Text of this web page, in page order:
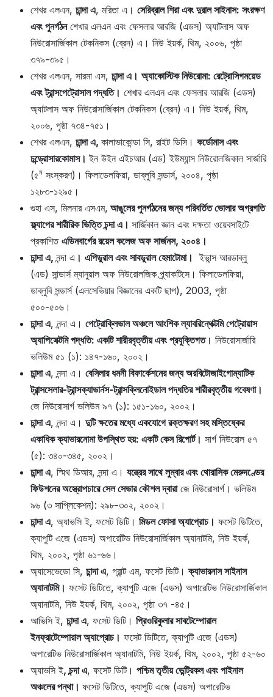
শেখর এলএন, চান্দা এ, মরিতা এ। সেরিব্রাল শিরা এবং দুরাল সাইনাস: সংরক্ষণ
এবং পুনর্গঠনশেখার এলএন এবং ফেসলার আরজি (এডস) অ্যাটলাস অফ
নিউরোসার্জিকাল টেকনিকস (ব্রেন) এ। নিউ ইয়র্ক, থিম, ২০০৬, পৃষ্ঠা
৩৭৯-৩৯৫।
শেখর এলএন, সারমা এস, চান্দা এ। অ্যাকোস্টিক নিউরোমা: রেট্রোসিগময়েড
এবং ট্রান্সপেট্রোসাল পদ্ধতি। শেখার এলএন এবং ফেসলার আরজি (এডস)
অ্যাটলাস অফ নিউরোসার্জিকাল টেকনিকস (ব্রেন) এ। নিউ ইয়র্ক, থিম,
২০০৬, পৃষ্ঠা ৭৩৪-৭৫১।
শেখর এলএন, চান্দা এ, কালাভাকোন্ডা সি, রাইট ডিসি। কর্ডোমাস এবং
চন্ড্রোসারকোমাস।ইন উইন এইচআর (এড) ইউম্যান্স নিউরোলজিকাল সার্জারি
(৫ম সংস্করণ)। ফিলাডেলফিয়া, ডাব্লুবি সন্ডার্স, ২০০৪, পৃষ্ঠা
১২৮৩-১২৯৫।
গুহা এস, মিলনার এসএম, আঙুলের পুনর্গঠনের জন্য পরিবর্তিত ভোলার অগ্রগতি
ফ্ল্যাপের শারীরিক ভিত্তি চন্দা এ। সার্জিকাল জ্ঞান এবং দক্ষতা ওয়েবসাইটে
প্রকাশিত এডিনবার্গের রয়েল কলেজ অফ সার্জনস, ২০০৪।
চান্দা এ,নন্দা এ । এপিডুরাল এবং সাবডুরাল হেমাটোমা। ইভান্স আরডাব্লু
(এড) সান্ডার্স ম্যানুয়াল অফ নিউরোলজিক প্র্যাকটিসে। ফিলাডেলফিয়া,
ডাব্লুবি সন্ডার্স (এলসেভিয়ার বিজ্ঞানের একটি ছাপ), 2003, পৃষ্ঠা
৫০০-৫০৬।
চান্দা এ, নন্দা এ। পেট্রোক্লিভাল অঞ্চলে আংশিক ল্যাবরিন্থেক্টমি পেট্রোয়াস
অ্যাপিসেক্টমি পদ্ধতি: একটি শারীরবৃত্তীয় এবং প্রযুক্তিগত। নিউরোসার্জারি
ভলিউম ৫১ (১): ১৪৭-১৬০, ২০০২।
চান্দা এ, নন্দা এ। বেসিলার ধমনী বিফার্কেশনের জন্য অরবিটোজাইগোম্যাটিক
ট্রান্সসেলার-ট্রান্সক্যাভার্নস-ট্রান্সক্লিনোইডাল পদ্ধতির শারীরবৃত্তীয় গবেষণা।
জে নিউরোসার্গ ভলিউম ৯৭ (১): ১৫১-১৬০, ২০০২।
চান্দা এ, নন্দা এ। দুটি ক্ষতের মধ্যে একযোগে রক্তক্ষরণ সহ মস্তিষ্কের
একাধিক ক্যাভারনোমা উপস্থিত হয়: একটি কেস রিপোর্ট। সার্গ নিউরোল ৫৭
(৫): ৩৪০-৩৪৫, ২০০২।
চান্দা এ, স্মিথ ডিআর, নন্দা এ। যন্ত্রের সাথে লুম্বার এবং থোরাসিক মেরুদণ্ডের
ফিউশনের অস্ত্রোপচারে সেল সেভার কৌশল দ্বারাজে নিউরোসার্গ। ভলিউম
৯৬ (৩ সাপ্লিকেশন): ২৯৮-৩০২, ২০০২।
চান্দা এ, অ্যাভসি ই, ফসেট ডিটি। মিডল ফোসা অ্যাপ্রোচ। ফসেট ডিটিতে,
ক্যাপুটি এজে (এডস) অপারেটিভ নিউরোসার্জিকাল অ্যানাটমি, নিউ ইয়র্ক,
থিম, ২০০২, পৃষ্ঠা ৬১-৬৬।
অ্যাসেভেডো সি, চান্দা এ, গ্রান্ট এম, ফসেট ডিটি।ক্যাভারনাস সাইনাস
অ্যানাটমি। ফসেট ডিটিতে, ক্যাপুটি এজে (এডস) অপারেটিভ নিউরোসার্জিকাল
অ্যানাটমি, নিউ ইয়র্ক, থিম, ২০০২, পৃষ্ঠা ৩৭ -৪৫।
আভিসি ই, চান্দা এ, ফসেট ডিটি। প্রিওরিকুলার সাবটেম্পোরাল
ইনফ্রাটেম্পোরাল অ্যাপ্রোচ। ফসেট ডিটিতে, ক্যাপুটি এজে (এডস)
অপারেটিভ নিউরোসার্জিকাল অ্যানাটমি, নিউ ইয়র্ক, থিম, ২০০২, পৃষ্ঠা ৫২-৬০
অ্যাভসি ই, চন্দা এ, ফসেট ডিটি। পশ্চিম তৃতীয় ভেন্ট্রিকল এবং পাইনাল
অঞ্চলের পন্থা। ফসেট ডিটিতে, ক্যাপুটি এজে (এডস) অপারেটিভ